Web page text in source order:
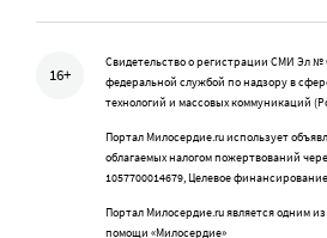
16+
Свидетельство о регистрации СМИ Эл №
федеральной службой по надзору в
технологий и массовых коммуникаций
Портал Милосердие.ru использует
облагаемых налогом пожертвований
1057700014679, Целевое
Портал Милосердие.ru является одним
помощи «Милосердие»